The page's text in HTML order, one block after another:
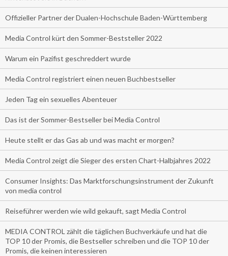
Offizieller Partner der Dualen-Hochschule Baden-Württemberg
Media Control kürt den Sommer-Beststeller 2022
Warum ein Pazifist geschreddert wurde
Media Control registriert einen neuen Buchbestseller
Jeden Tag ein sexuelles Abenteuer
Das ist der Sommer-Bestseller bei Media Control
Heute stellt er das Gas ab und was macht er morgen?
Media Control zeigt die Sieger des ersten Chart-Halbjahres 2022
Consumer Insights: Das Marktforschungsinstrument der Zukunft
von media control
Reiseführer werden wie wild gekauft, sagt Media Control
MEDIA CONTROL zählt die täglichen Buchverkäufe und hat die
TOP 10 der Promis, die Bestseller schreiben und die TOP 10 der
Promis, die keinen interessieren